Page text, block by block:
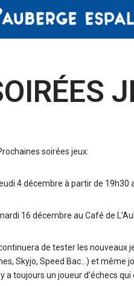
soirées jeux:
4 décembre à partir de 19h30
16 décembre au Café de
de tester les nouveaux
Skyjo, Speed Bac…) et même
y a toujours un joueur d’échecs